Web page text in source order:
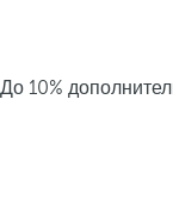
До 10%